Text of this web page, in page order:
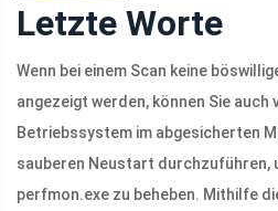
Letzte Worte
Wenn bei einem Scan keine
angezeigt werden, können Sie auch
Betriebssystem im abgesicherten
sauberen Neustart durchzuführen,
perfmon.exe zu beheben. Mithilfe